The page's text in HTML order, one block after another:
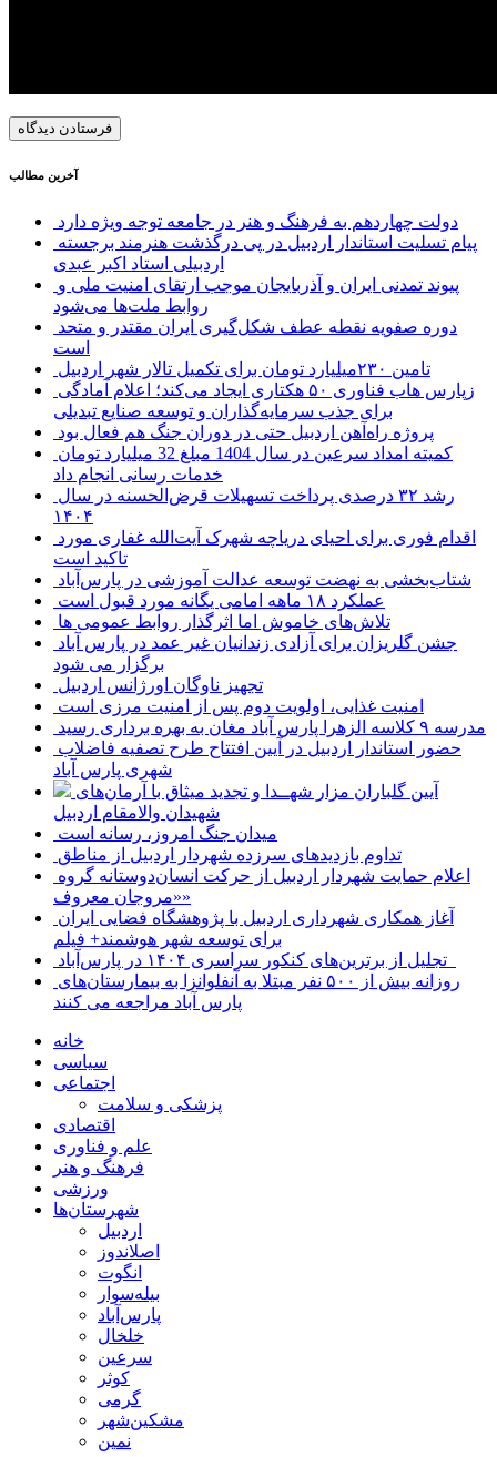
آخرین مطالب
دولت چهاردهم به فرهنگ و هنر در جامعه توجه ویژه دارد
اردبیلی استاد اکبر عبدی
روابط ملت‌ها می‌شود
است
تامین ۲۳۰میلیارد تومان برای تکمیل تالار شهر اردبیل
برای جذب سرمایه‌گذاران و توسعه صنایع تبدیلی
پروژه راه‌آهن اردبیل حتی در دوران جنگ هم فعال بود
خدمات رسانی انجام داد
۱۴۰۴
تاکید است
شتاب‌بخشی به نهضت توسعه عدالت آموزشی در پارس‌آباد
عملکرد ۱۸ ماهه امامی یگانه مورد قبول است
تلاش‌های خاموش اما اثرگذار روابط عمومی ها
برگزار می شود
تجهیز ناوگان اورژانس اردبیل
امنیت غذایی، اولویت دوم پس از امنیت مرزی است
مدرسه ۹ کلاسه الزهرا پارس آباد مغان به بهره برداری رسید
شهری پارس آباد
شهیدان والامقام اردبیل
میدان جنگ امروز، رسانه است
تداوم بازدیدهای سرزده شهردار اردبیل از مناطق
«مروجان معروف»
برای توسعه شهر هوشمند+ فیلم
پارس آباد مراجعه می کنند
خانه
سیاسی
اجتماعی
پزشکی و سلامت
اقتصادی
علم و فناوری
فرهنگ و هنر
ورزشی
شهرستان‌ها
اردبیل
اصلاندوز
انگوت
بیله‌سوار
پارس‌آباد
خلخال
سرعین
کوثر
گرمی
مشکین‌شهر
نمین